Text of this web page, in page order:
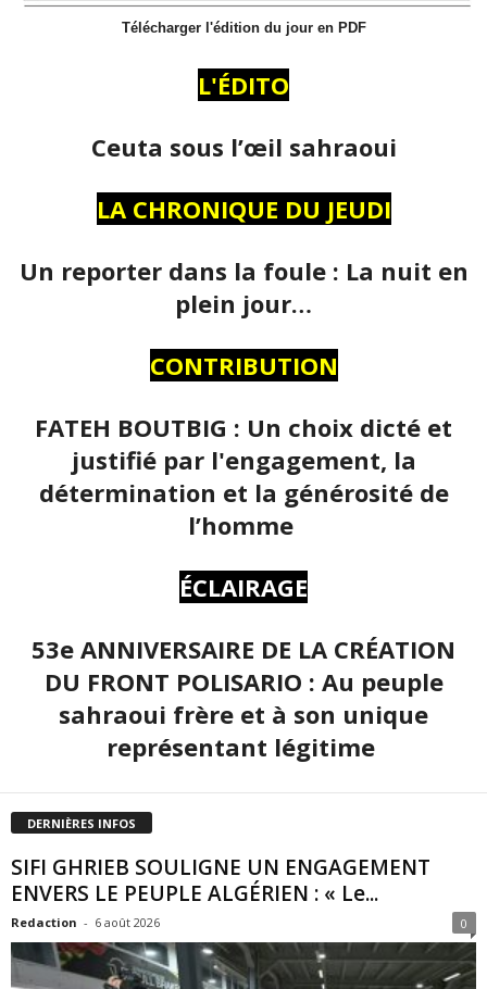
Télécharger l'édition du jour en PDF
L'ÉDITO
Ceuta sous l’œil sahraoui
LA CHRONIQUE DU JEUDI
Un reporter dans la foule : La nuit en
plein jour…
CONTRIBUTION
FATEH BOUTBIG : Un choix dicté et
justifié par l'engagement, la
détermination et la générosité de
l’homme
ÉCLAIRAGE
53e ANNIVERSAIRE DE LA CRÉATION
DU FRONT POLISARIO : Au peuple
sahraoui frère et à son unique
représentant légitime
DERNIÈRES INFOS
SIFI GHRIEB SOULIGNE UN ENGAGEMENT
ENVERS LE PEUPLE ALGÉRIEN : « Le...
Redaction - 6 août 2026 0